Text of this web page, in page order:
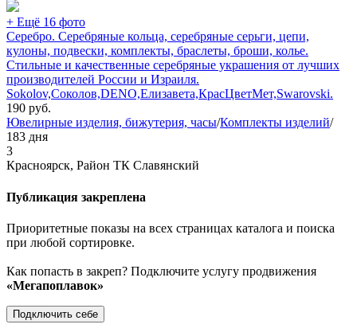
+ Ещё 16 фото
Серебро. Серебряные кольца, серебряные серьги, цепи,
кулоны, подвески, комплекты, браслеты, броши, колье.
Стильные и качественные серебряные украшения от лучших
производителей России и Израиля.
Sokolov,Соколов,DENO,Елизавета,КрасЦветМет,Swarovski.
190 руб.
Ювелирные изделия, бижутерия, часы/Комплекты изделий/
183 дня
3
Красноярск, Район ТК Славянский
Публикация закреплена
Приоритетные показы на всех страницах каталога и поиска
при любой сортировке.
Как попасть в закреп? Подключите услугу продвижения
«Мегапоплавок»
Подключить себе